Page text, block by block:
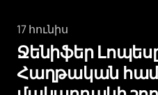
17 հունիս
Ջենիֆեր
Հաղթական